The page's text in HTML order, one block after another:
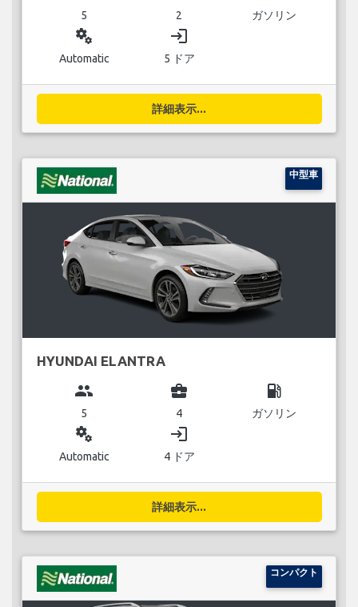
5 2 ガソリン
miscellaneous_services
Automatic
login
5 ドア
詳細表示...
中型車
HYUNDAI ELANTRA
group
5
business_center
4
local_gas_station
ガソリン
miscellaneous_services
Automatic
login
4 ドア
詳細表示...
コンパクト